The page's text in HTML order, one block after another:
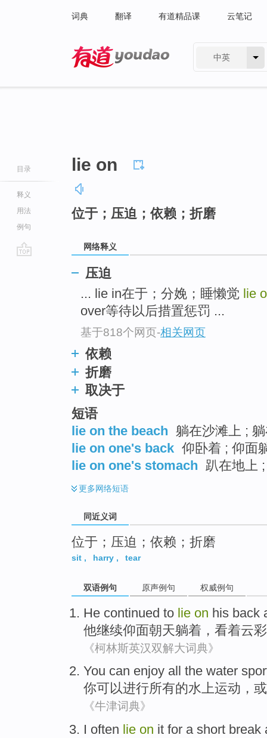
词典 翻译 有道精品课 云笔记
中英
目录
释义
用法
例句
lie on
位于；压迫；依赖；折磨
网络释义
压迫
... lie in在于；分娩；睡懒觉 lie
over等待以后措置惩罚 ...
基于818个网页-相关网页
依赖
折磨
取决于
短语
lie on the beach 躺在沙滩上 ;
lie on one's back 仰卧着 ; 仰面
lie on one's stomach 趴在地上
更多网络短语
同近义词
位于；压迫；依赖；折磨
sit , harry , tear
双语例句 原声例句 权威例句
He continued to lie on his back
他继续仰面朝天躺着 ， 看着云
《柯林斯英汉双解大词典》
You can enjoy all the water
你可以进行所有的水上运动 ， 或
《牛津词典》
I often lie on it for a short break